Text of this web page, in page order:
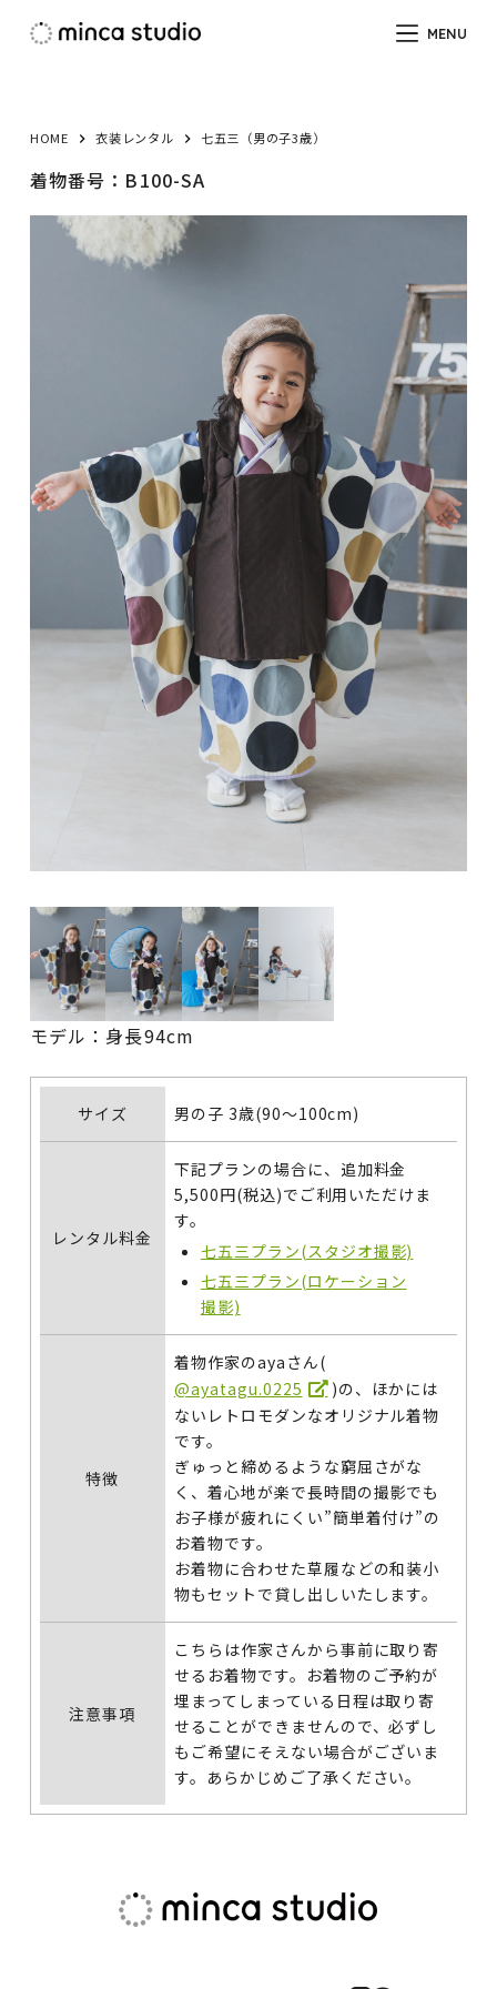
コ
ツ
へ
MENU
HOME 衣装レンタル 七五三（男の子3歳）
着物番号：B100-SA
モデル：身長94cm
サイズ 男の子 3歳(90～100cm)
レンタル料金
下記プランの場合に、追加料金
5,500円(税込)でご利用いただけま
す。
七五三プラン(スタジオ撮影)
七五三プラン(ロケーション
撮影)
特徴
着物作家のayaさん(
@ayatagu.0225
)の、ほかには
ないレトロモダンなオリジナル着物
です。
ぎゅっと締めるような窮屈さがな
く、着心地が楽で長時間の撮影でも
お子様が疲れにくい”簡単着付け”の
お着物です。
お着物に合わせた草履などの和装小
物もセットで貸し出しいたします。
注意事項
こちらは作家さんから事前に取り寄
せるお着物です。お着物のご予約が
埋まってしまっている日程は取り寄
せることができませんので、必ずし
もご希望にそえない場合がございま
す。あらかじめご了承ください。